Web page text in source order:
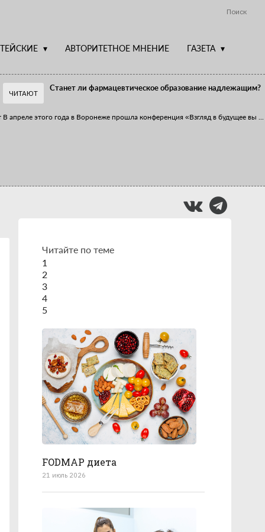
Поиск
АВТОРИТЕТНОЕ МНЕНИЕ ГАЗЕТА
ЧИТАЮТ
Станет ли фармацевтическое образование надлежащим?
В апреле этого года в Воронеже прошла конференция «Взгляд в будущее вы
Читайте по теме
1
2
3
4
5
FODMAP диета
21 июль 2026